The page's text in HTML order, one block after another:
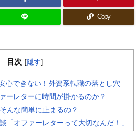
Copy
目次 [隠す]
心できない！外資系転職の落とし穴
ーレターに時間が掛かるのか？
んな簡単に止まるの？
「オファーレターって大切なんだ！」